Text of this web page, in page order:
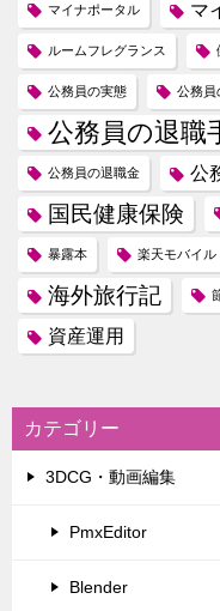
マイナポータル マ
ルームフレグランス
公務員の実態 公務員
公務員の退職
公務員の退職金 公
国民健康保険
暴露本 楽天モバイル
海外旅行記
資産運用
カテゴリー
3DCG・動画編集
PmxEditor
Blender